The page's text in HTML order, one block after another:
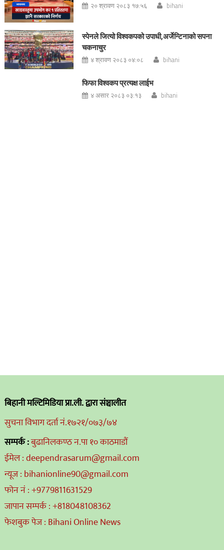
२० श्रावण २०८३ १७:५६ bihani
स्पेनले जित्यो विश्वकपको उपाधी,अर्जेन्टिनाको सपना
चकनाचुर
४ श्रावण २०८३ ०४:०८ bihani
फिफा विश्वकप प्रत्यक्ष लाईभ
४ असार २०८३ ०३:१३ bihani
बिहानी मल्टिमिडिया प्रा.ली. द्वारा संञ्चालीत
सुचना विभाग दर्ता नं.१७२१/०७३/७४
सम्पर्क :बुढानिलकण्ठ न.पा १० काठमाडौं
ईमेल : deependrasarum@gmail.com
न्यूज : bihanionline90@gmail.com
फोन नं : +9779811631529
जापान सम्पर्क : +818048108362
फेशबुक पेज : Bihani Online News